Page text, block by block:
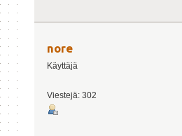
nore
Käyttäjä
Viestejä: 302